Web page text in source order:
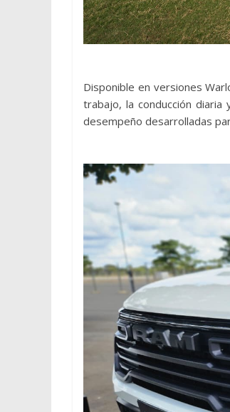
Disponible en versiones
trabajo, la conducción
desempeño desarrolladas